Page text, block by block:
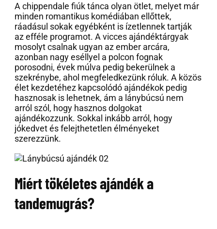
A chippendale fiúk tánca olyan ötlet, melyet már
minden romantikus komédiában ellőttek,
ráadásul sokak egyébként is ízetlennek tartják
az efféle programot. A vicces ajándéktárgyak
mosolyt csalnak ugyan az ember arcára,
azonban nagy eséllyel a polcon fognak
porosodni, évek múlva pedig bekerülnek a
szekrénybe, ahol megfeledkezünk róluk. A közös
élet kezdetéhez kapcsolódó ajándékok pedig
hasznosak is lehetnek, ám a lánybúcsú nem
arról szól, hogy hasznos dolgokat
ajándékozzunk. Sokkal inkább arról, hogy
jókedvet és felejthetetlen élményeket
szerezzünk.
Miért tökéletes ajándék a
tandemugrás?